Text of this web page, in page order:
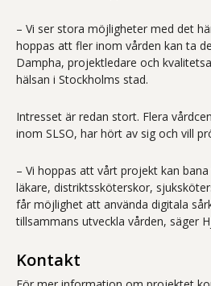
– Vi ser stora möjligheter med det
hoppas att fler inom vården kan ta
Dampha, projektledare och
hälsan i Stockholms stad.
Intresset är redan stort. Flera
inom SLSO, har hört av sig och vill
– Vi hoppas att vårt projekt kan
läkare, distriktssköterskor,
får möjlighet att använda digitala
tillsammans utveckla vården, säger
Kontakt